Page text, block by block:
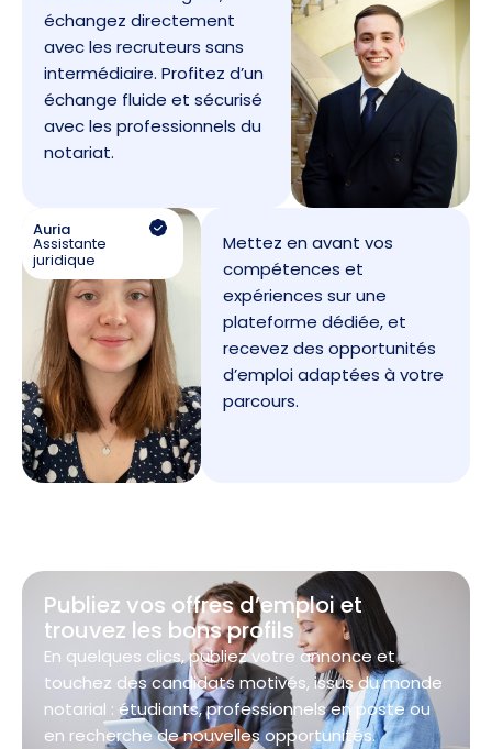
échangez directement
avec les recruteurs sans
intermédiaire. Profitez d’un
échange fluide et sécurisé
avec les professionnels du
notariat.
Auria
Assistante
juridique
Mettez en avant vos
compétences et
expériences sur une
plateforme dédiée, et
recevez des opportunités
d’emploi adaptées à votre
parcours.
Publiez vos offres d’emploi et
trouvez les bons profils
En quelques clics, publiez votre annonce et
touchez des candidats motivés, issus du monde
notarial : étudiants, professionnels en poste ou
en recherche de nouvelles opportunités.